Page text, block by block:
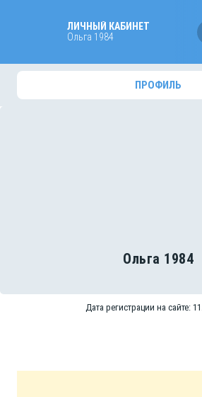
ЛИЧНЫЙ КАБИНЕТ
Ольга 1984
ПРОФИЛЬ
Ольга 1984
Дата регистрации на сайте: